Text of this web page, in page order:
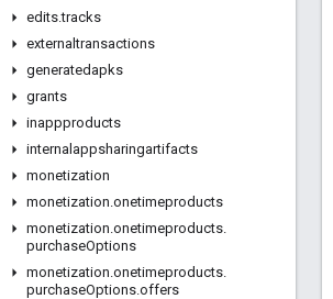
edits.tracks
externaltransactions
generatedapks
grants
inappproducts
internalappsharingartifacts
monetization
monetization.onetimeproducts
monetization.onetimeproducts.
purchaseOptions
monetization.onetimeproducts.
purchaseOptions.offers